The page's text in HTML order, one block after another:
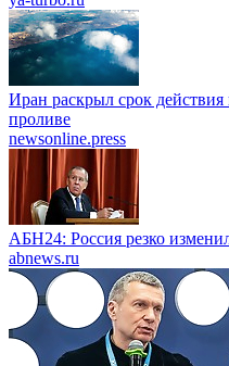
Иран раскрыл срок
проливе
newsonline.press
АБН24: Россия резко
abnews.ru